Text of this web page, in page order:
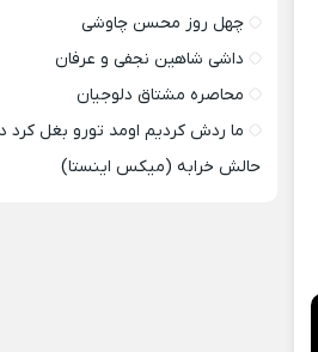
چهل روز محسن چاوشی
داشی شاهین نجفی و عرفان
محاصره مشتاق دلوجیان
ما ردش کردیم اومد تورو بغل
حالش خرابه (میکس اینستا)